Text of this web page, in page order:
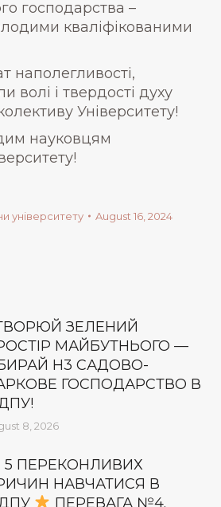
господарства –
кваліфікованими
наполегливості,
волі і твердості духу
Університету!
науковцям
університету August 16, 2024
ЗЕЛЕНИЙ
МАЙБУТНЬОГО —
Н3 САДОВО-
ГОСПОДАРСТВО В
8, 2026
5 ПЕРЕКОНЛИВИХ
НАВЧАТИСЯ В
ПЕРЕВАГА №4.